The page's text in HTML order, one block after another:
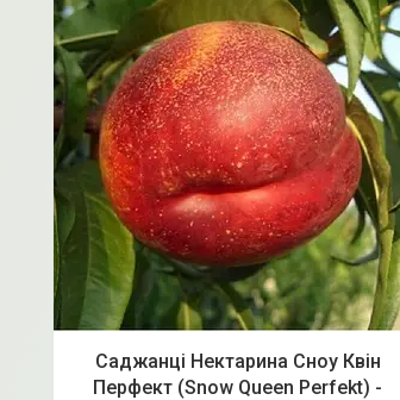
Саджанці Нектарина Сноу Квін
Перфект (Snow Queen Perfekt) -